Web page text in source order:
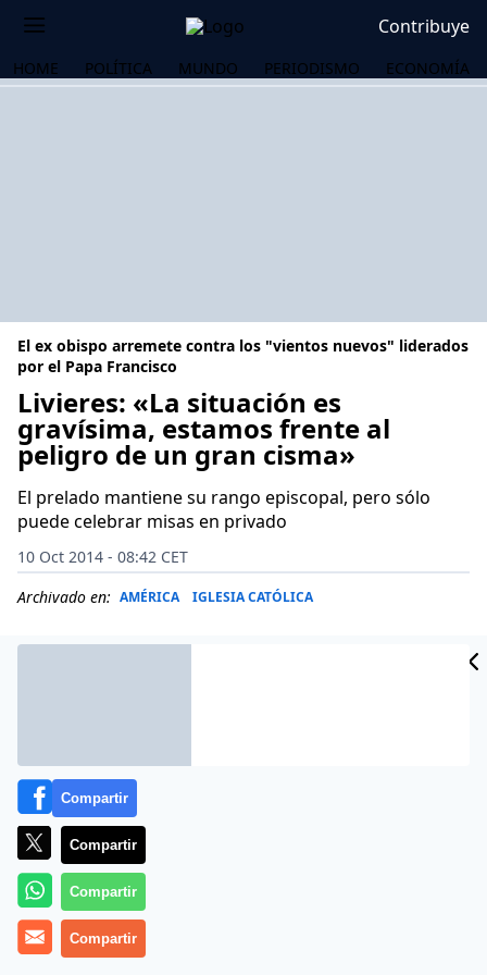
Contribuye
HOME POLÍTICA MUNDO PERIODISMO ECONOMÍA
El ex obispo arremete contra los "vientos nuevos" liderados
por el Papa Francisco
Livieres: «La situación es
gravísima, estamos frente al
peligro de un gran cisma»
El prelado mantiene su rango episcopal, pero sólo
puede celebrar misas en privado
10 Oct 2014 - 08:42 CET
Archivado en: AMÉRICA IGLESIA CATÓLICA
El ex obispo de Ciudad del Este,
Compartir
Compartir
Compartir
Compartir